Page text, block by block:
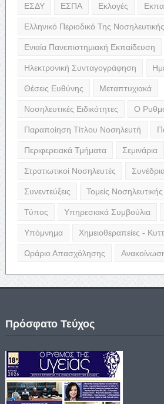
ΕΣΔΥ ΕΣΠΑ Εκλογές
Ελληνικό Περιοδικό Της
Ενιαία Πανεπιστημιακή Εκπαίδευση
Ηλεκτρονική Συνταγογράφηση
Θέσεις Ευθύνης Μεταπτυχιακά
Νοσηλευτικές Ειδικότητες Ο
Παραποίηση Τίτλου Νοσηλευτή
Περιφερειακά Τμήματα Σεμινάρια
Στρατιωτικοί Νοσηλευτές
Συνεντεύξεις Τομείς
Τύπος Υπηρεσιακά Συμβούλια
Υπόμνημα Χημειοθεραπείες -
Ωράριο Απασχόλησης
Πρόσφατο Τεύχος